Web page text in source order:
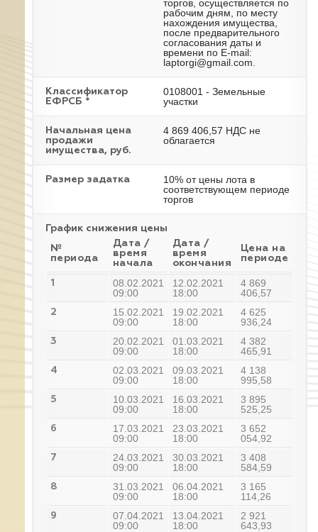
торгов, осуществляется по
рабочим дням, по месту
нахождения имущества,
после предварительного
согласования даты и
времени по E-mail:
laptorgi@gmail.com.
Классификатор
ЕФРСБ *
0108001 - Земельные
участки
Начальная цена
продажи
имущества, руб.
4 869 406,57 НДС не
облагается
Размер задатка
10% от цены лота в
соответствующем периоде
торгов
График снижения цены
№
периода
Дата /
время
начала
Дата /
время
окончания
Цена на
периоде
1
08.02.2021
09:00
12.02.2021
18:00
4 869
406,57
2
15.02.2021
09:00
19.02.2021
18:00
4 625
936,24
3
20.02.2021
09:00
01.03.2021
18:00
4 382
465,91
4
02.03.2021
09:00
09.03.2021
18:00
4 138
995,58
5
10.03.2021
09:00
16.03.2021
18:00
3 895
525,25
6
17.03.2021
09:00
23.03.2021
18:00
3 652
054,92
7
24.03.2021
09:00
30.03.2021
18:00
3 408
584,59
8
31.03.2021
09:00
06.04.2021
18:00
3 165
114,26
9
07.04.2021
09:00
13.04.2021
18:00
2 921
643,93